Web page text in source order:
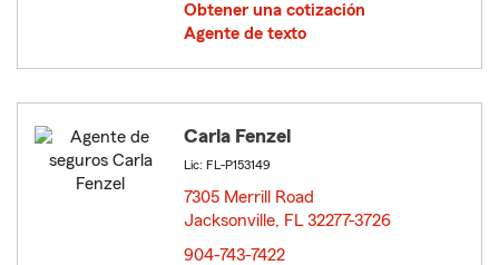
Obtener una cotización
Agente de texto
Carla Fenzel
Lic: FL-P153149
7305 Merrill Road
Jacksonville, FL 32277-3726
904-743-7422